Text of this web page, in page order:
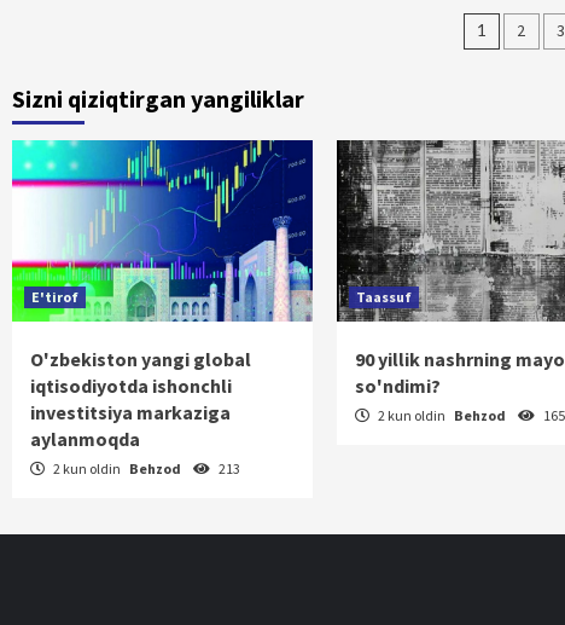
1 2 3
Sizni qiziqtirgan yangiliklar
E'tirof
O'zbekiston yangi global
iqtisodiyotda ishonchli
investitsiya markaziga
aylanmoqda
2 kun oldin Behzod 213
Taassuf
90 yillik nashrning
so'ndimi?
2 kun oldin Behzod 165